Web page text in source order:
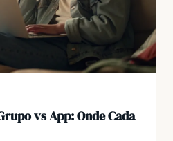
vs App: Onde Cada